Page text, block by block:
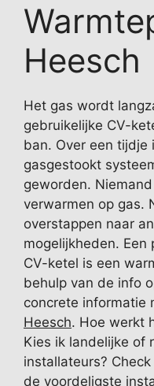
Heesch
Het gas wordt
gebruikelijke CV-
ban. Over een tijdje
gasgestookt
geworden.
verwarmen op gas.
overstappen naar
mogelijkheden.
CV-ketel is een
behulp van de info
concrete informatie
Heesch. Hoe werkt
Kies ik landelijke of
installateurs?
de voordeligste